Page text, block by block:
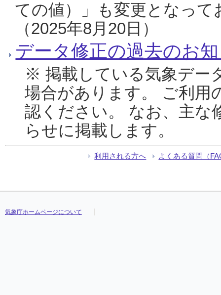
ての値）」も変更となっ
（2025年8月20日）
データ修正の過去のお
※ 掲載している気象デー
場合があります。 ご利用
認ください。 なお、主な
らせに掲載します。
利用される方へ よくある質問（
気象庁ホームページについて